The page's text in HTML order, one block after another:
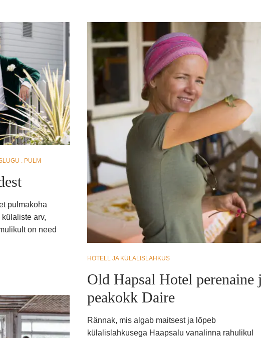
PULM
pulmakoha
arv,
on need
HOTELL JA KÜLALISLAHKUS
Old Hapsal Hotel perenaine
peakokk Daire
Rännak, mis algab maitsest ja lõpeb
külalislahkusega Haapsalu vanalinna rahulikul